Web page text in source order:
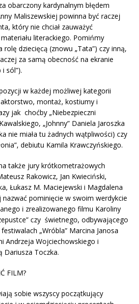
obarczony kardynalnym błędem
Maliszewskiej powinna być raczej
który nie chciał zauważyć
literackiego. Pomińmy
dziecięcą (znowu „Tata”) czy inną,
za samą obecność na ekranie
sól”).
w każdej możliwej kategorii
montaż, kostiumy i
jak choćby „Niebezpieczni
„Johnny” Daniela Jaroszka
nie miała tu żadnych wątpliwości) czy
debiutu Kamila Krawczyńskiego.
także jury krótkometrażowych
Rakowicz, Jan Kwieciński,
Łukasz M. Maciejewski i Magdalena
nazwać pominięcie w swoim werdykcie
i zrealizowanego filmu Karoliny
czy świetnego, odbywającego
„Wróbla” Marcina Janosa
Andrzeja Wojciechowskiego i
Dariusza Toczka.
FILM?
sobie wszyscy początkujący